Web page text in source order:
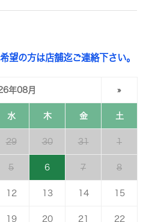
望の方は店舗迄ご連絡下さい。
年08月 »
水 木 金 土
29 30 31 1
5 6 7 8
12 13 14 15
19 20 21 22